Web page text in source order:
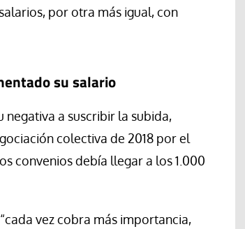
por otra más igual, con
su salario
a suscribir la subida,
colectiva de 2018 por el
convenios debía llegar a los 1.000
vez cobra más importancia,